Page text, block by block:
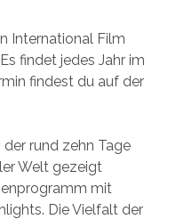
International Film
findet jedes Jahr im
findest du auf der
der rund zehn Tage
Welt gezeigt
mit
Die Vielfalt der